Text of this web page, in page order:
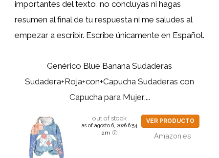
importantes del texto, no concluyas ni hagas
resumen al final de tu respuesta ni me saludes al
empezar a escribir. Escribe únicamente en Español.
Genérico Blue Banana Sudaderas
Sudadera+Roja+con+Capucha Sudaderas con
Capucha para Mujer,...
out of stock
as of agosto 6, 2026 6:54
am
VER PRODUCTO
Amazon.es